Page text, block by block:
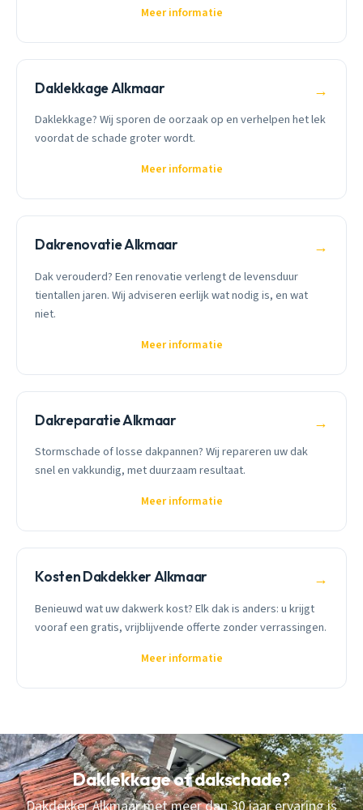
Meer informatie
Daklekkage Alkmaar →
Daklekkage? Wij sporen de oorzaak op en verhelpen het lek
voordat de schade groter wordt.
Meer informatie
Dakrenovatie Alkmaar →
Dak verouderd? Een renovatie verlengt de levensduur
tientallen jaren. Wij adviseren eerlijk wat nodig is, en wat
niet.
Meer informatie
Dakreparatie Alkmaar →
Stormschade of losse dakpannen? Wij repareren uw dak
snel en vakkundig, met duurzaam resultaat.
Meer informatie
Kosten Dakdekker Alkmaar →
Benieuwd wat uw dakwerk kost? Elk dak is anders: u krijgt
vooraf een gratis, vrijblijvende offerte zonder verrassingen.
Meer informatie
Daklekkage of dakschade?